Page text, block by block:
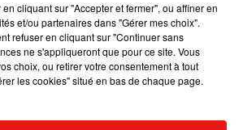
7 août 2026
Julien Lieb s’essaye à la vie de chatelain
dans son nouveau clip
cliquant sur "Accepter et fermer", ou affiner en
et/ou partenaires dans "Gérer mes choix".
refuser en cliquant sur "Continuer sans
ne s'appliqueront que pour ce site. Vous
choix, ou retirer votre consentement à tout
les cookies" situé en bas de chaque page.